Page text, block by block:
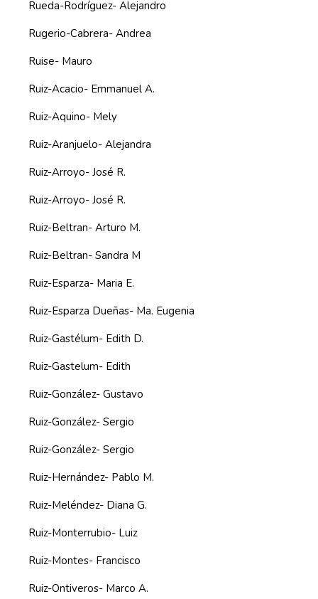
Rueda-Rodríguez- Alejandro
Rugerio-Cabrera- Andrea
Ruise- Mauro
Ruiz-Acacio- Emmanuel A.
Ruiz-Aquino- Mely
Ruiz-Aranjuelo- Alejandra
Ruiz-Arroyo- José R.
Ruiz-Arroyo- José R.
Ruiz-Beltran- Arturo M.
Ruiz-Beltran- Sandra M
Ruiz-Esparza- Maria E.
Ruiz-Esparza Dueñas- Ma. Eugenia
Ruiz-Gastélum- Edith D.
Ruiz-Gastelum- Edith
Ruiz-González- Gustavo
Ruiz-González- Sergio
Ruiz-González- Sergio
Ruiz-Hernández- Pablo M.
Ruiz-Meléndez- Diana G.
Ruiz-Monterrubio- Luiz
Ruiz-Montes- Francisco
Ruiz-Ontiveros- Marco A.